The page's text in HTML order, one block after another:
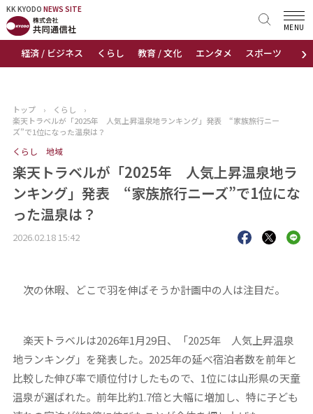
KK KYODO NEWS SITE
›
経済 / ビジネス くらし 教育 / 文化 エンタメ スポーツ 地域
MENU
KK KYODONEWS SITE
トップページ
ニュース
おすすめコンテンツ
出版物
会社概要
トップ › くらし
›
楽天トラベルが「2025年 人気上昇温泉地ランキング」発表 “家族旅行ニー
ズ”で1位になった温泉は？
くらし 地域
楽天トラベルが「2025年 人気上昇温泉地ラ
ンキング」発表 “家族旅行ニーズ”で1位にな
った温泉は？
2026.02.18 15:42
次の休暇、どこで羽を伸ばそうか計画中の人は注目だ。
楽天トラベルは2026年1月29日、「2025年 人気上昇温泉
地ランキング」を発表した。2025年の延べ宿泊者数を前年と
比較した伸び率で順位付けしたもので、1位には山形県の天童
温泉が選ばれた。前年比約1.7倍と大幅に増加し、特に子ども